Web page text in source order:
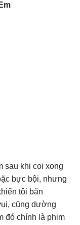
sau khi coi xong
bực bội, nhưng
tôi băn
cũng dường
đó chính là phim